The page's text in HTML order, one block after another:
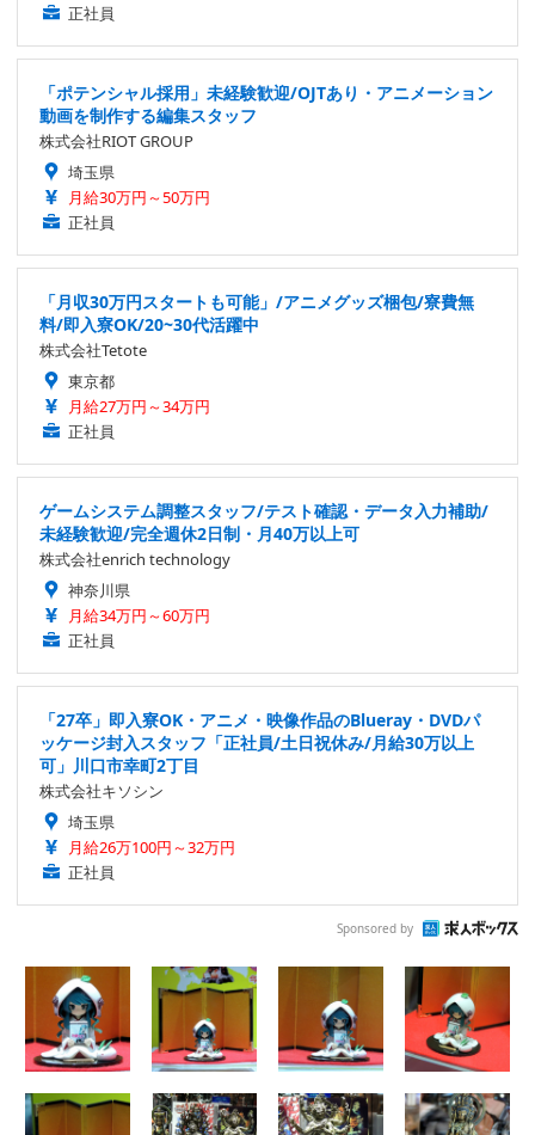
正社員
「ポテンシャル採用」未経験歓迎/OJTあり・アニメーション
動画を制作する編集スタッフ
株式会社RIOT GROUP
埼玉県
月給30万円～50万円
正社員
「月収30万円スタートも可能」/アニメグッズ梱包/寮費無
料/即入寮OK/20~30代活躍中
株式会社Tetote
東京都
月給27万円～34万円
正社員
ゲームシステム調整スタッフ/テスト確認・データ入力補助/
未経験歓迎/完全週休2日制・月40万以上可
株式会社enrich technology
神奈川県
月給34万円～60万円
正社員
「27卒」即入寮OK・アニメ・映像作品のBlueray・DVDパ
ッケージ封入スタッフ「正社員/土日祝休み/月給30万以上
可」川口市幸町2丁目
株式会社キソシン
埼玉県
月給26万100円～32万円
正社員
Sponsored by